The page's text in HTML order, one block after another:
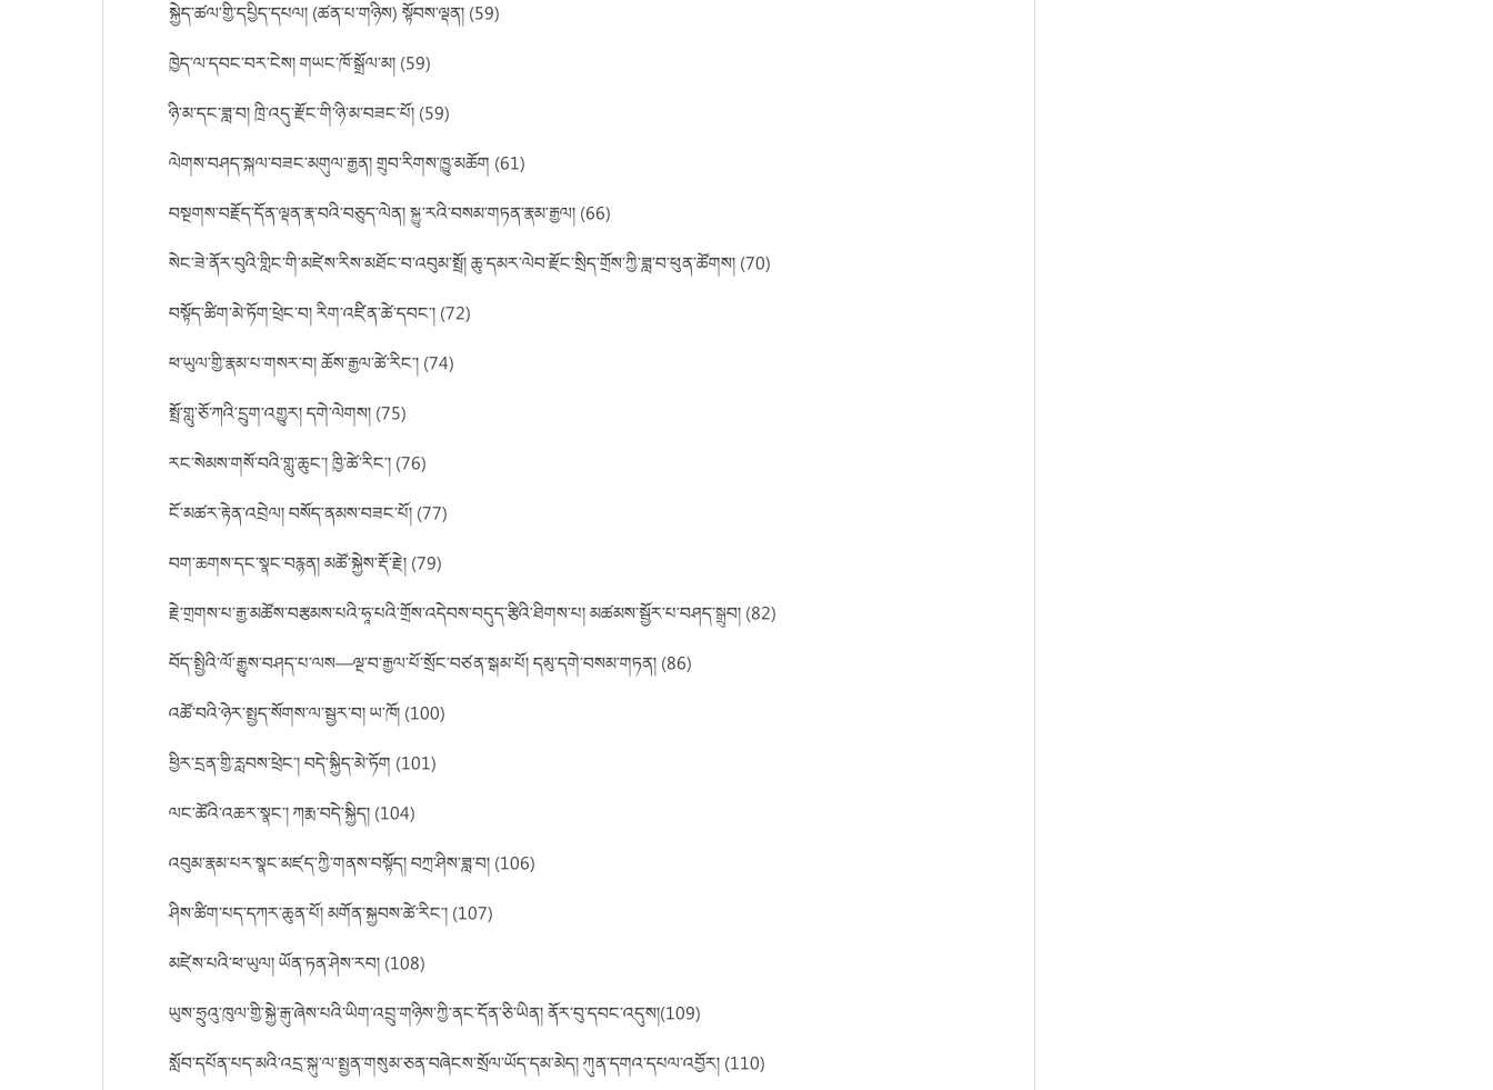
སྐྱེད་ཚལ་གྱི་དཔྱིད་དཔལ། (ཚན་པ་གཉིས) སྟོབས་ལྡན། (59)
ཁྱེད་ལ་དབང་བར་ངེས། གཡང་ཁོ་སྒྲོལ་མ། (59)
ཉི་མ་དང་ཟླ་བ། ཁྲི་འདུ་རྫོང་གི་ཉི་མ་བཟང་པོ། (59)
ལེགས་བཤད་སྐལ་བཟང་མགུལ་རྒྱན། གྲུབ་རིགས་ཁྱུ་མཆོག (61)
བསྔགས་བརྗོད་དོན་ལྡན་རྣ་བའི་བཅུད་ལེན། སྐྱུ་རའི་བསམ་གཏན་རྣམ་རྒྱལ། (66)
སེང་ཟེ་ནོར་བུའི་གླིང་གི་མཛེས་རིས་མཐོང་བ་འབུམ་སྤྲོ། ཆུ་དམར་ལེབ་རྫོང་སྲིད་གྲོས་ཀྱི་ཟླ་བ་ཕུན་ཚོགས། (70)
བསྟོད་ཚིག་མེ་ཏོག་ཕྲེང་བ། རིག་འཛིན་ཚེ་དབང་། (72)
ཕ་ཡུལ་གྱི་རྣམ་པ་གསར་བ། ཆོས་རྒྱལ་ཚེ་རིང་། (74)
སྤྲོ་གླུ་ཅོ་ཀའི་དྲུག་འགྱུར། དགེ་ལེགས། (75)
རང་སེམས་གསོ་བའི་གླུ་ཆུང་། ཁྱི་ཚེ་རིང་། (76)
ངོ་མཚར་རྟེན་འབྲེལ། བསོད་ནམས་བཟང་པོ། (77)
བག་ཆགས་དང་སྣང་བརྙན། མཚོ་སྐྱེས་རྡོ་རྗེ། (79)
རྗེ་གྲགས་པ་རྒྱ་མཚོས་བརྩམས་པའི་ཧཱ་པའི་གྲོས་འདེབས་བདུད་རྩིའི་ཐིགས་པ། མཚམས་སྦྱོར་པ་བཤད་སྒྲུབ། (82)
བོད་སྤྱིའི་ལོ་རྒྱུས་བཤད་པ་ལས—ལྔ་བ་རྒྱལ་པོ་སྲོང་བཙན་སྒམ་པོ། དམུ་དགེ་བསམ་གཏན། (86)
འཚོ་བའི་ཉེར་སྤྱད་སོགས་ལ་སྦྱར་བ། ཡ་ཁོ། (100)
ཕྱིར་དྲན་གྱི་རླབས་ཕྲེང་། བདེ་སྐྱིད་མེ་ཏོག (101)
ལང་ཚོའི་འཆར་སྣང་། ཀརྨ་བདེ་སྐྱིད། (104)
འབུམ་རྣམ་པར་སྣང་མཛད་ཀྱི་གནས་བསྟོད། བཀྲ་ཤིས་ཟླ་བ། (106)
ཤིས་ཚིག་པད་དཀར་ཆུན་པོ། མགོན་སྐྱབས་ཚེ་རིང་། (107)
མཛེས་པའི་ཕ་ཡུལ། ཡོན་ཏན་ཤེས་རབ། (108)
ཡུས་ཧྲུའུ་ཁུལ་གྱི་སྐྱེ་རྒུ་ཞེས་པའི་ཡིག་འབྲུ་གཉིས་ཀྱི་ནང་དོན་ཅི་ཡིན། ནོར་བུ་དབང་འདུས།(109)
སློབ་དཔོན་པད་མའི་འདྲ་སྐུ་ལ་སྤྱན་གསུམ་ཅན་བཞེངས་སྲོལ་ཡོད་དམ་མེད། ཀུན་དགའ་དཔལ་འབྱོར། (110)